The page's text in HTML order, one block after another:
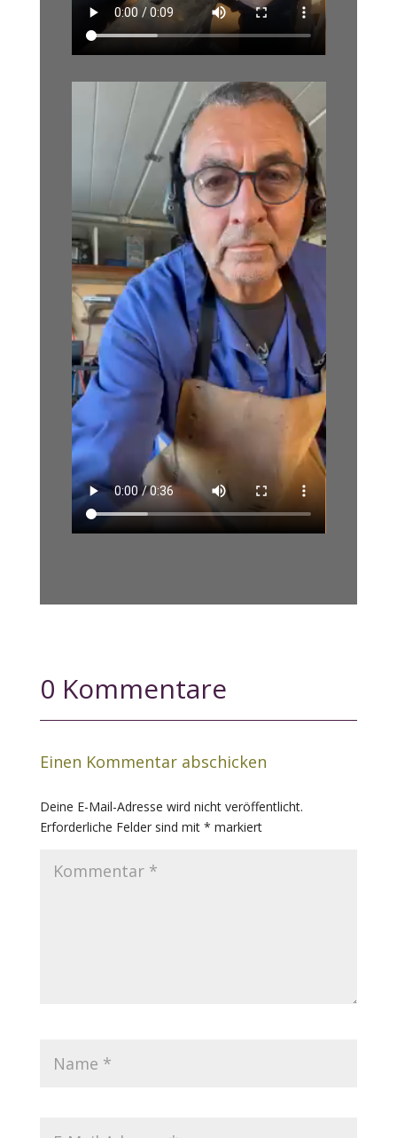
0 Kommentare
Einen Kommentar abschicken
Deine E-Mail-Adresse wird nicht veröffentlicht.
Erforderliche Felder sind mit * markiert